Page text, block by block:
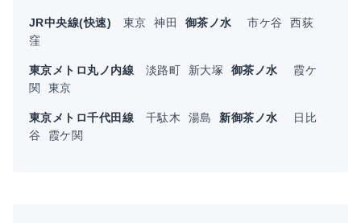
JR中央線(快速) 東京 神田 御茶ノ水 市ケ谷
西荻
窪
東京メトロ丸ノ内線 淡路町 新大塚 御茶ノ水
霞ケ
関
東京
東京メトロ千代田線 千駄木 湯島 新御茶ノ水
日比
谷
霞ケ関